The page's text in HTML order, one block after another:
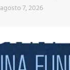
agosto 7, 2026